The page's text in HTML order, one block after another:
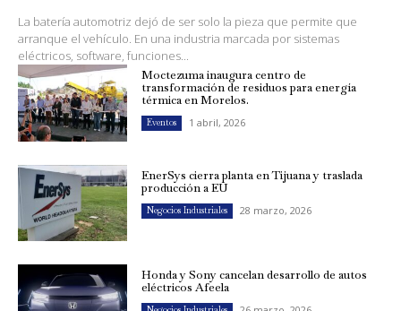
La batería automotriz dejó de ser solo la pieza que permite que
arranque el vehículo. En una industria marcada por sistemas
eléctricos, software, funciones...
Moctezuma inaugura centro de
transformación de residuos para energía
térmica en Morelos.
Eventos 1 abril, 2026
EnerSys cierra planta en Tijuana y traslada
producción a EU
Negocios Industriales 28 marzo, 2026
Honda y Sony cancelan desarrollo de autos
eléctricos Afeela